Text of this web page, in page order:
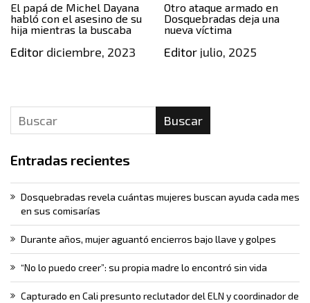
El papá de Michel Dayana
habló con el asesino de su
hija mientras la buscaba
Editor diciembre, 2023
Otro ataque armado en
Dosquebradas deja una
nueva víctima
Editorjulio, 2025
Buscar
Entradas recientes
Dosquebradas revela cuántas mujeres buscan ayuda cada mes
en sus comisarías
Durante años, mujer aguantó encierros bajo llave y golpes
“No lo puedo creer”: su propia madre lo encontró sin vida
Capturado en Cali presunto reclutador del ELN y coordinador de